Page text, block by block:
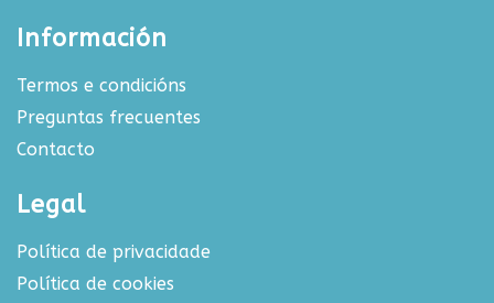
Información
Termos e condicións
Preguntas frecuentes
Contacto
Legal
Política de privacidade
Política de cookies